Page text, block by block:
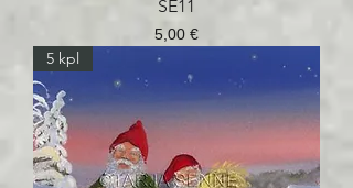
SE11
Hinta
5,00 €
5 kpl